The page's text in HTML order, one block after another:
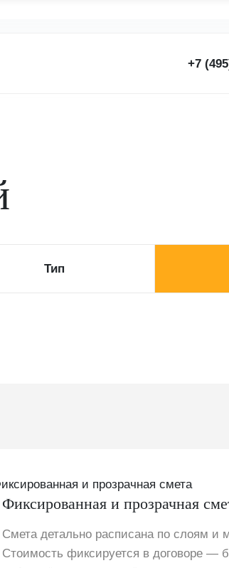
+7
Тип
Фиксированная и прозрачная
Смета детально расписана по слоям и
Стоимость фиксируется в договоре —